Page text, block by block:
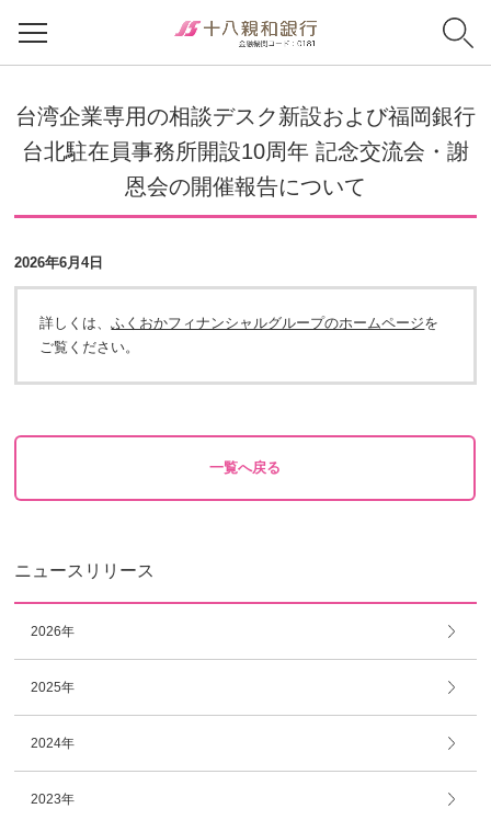
台湾企業専用の相談デスク新設および福岡銀行
台北駐在員事務所開設10周年 記念交流会・謝
恩会の開催報告について
2026年6月4日
詳しくは、ふくおかフィナンシャルグループのホームページを
ご覧ください。
一覧へ戻る
ニュースリリース
2026年
2025年
2024年
2023年